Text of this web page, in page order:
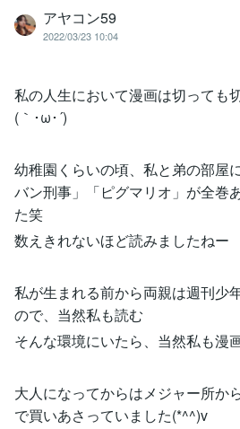
アヤコン59
2022/03/23 10:04
私の人生において漫画は切っても
(｀･ω･´)
幼稚園くらいの頃、私と弟の部屋
バン刑事」「ピグマリオ」が全巻
た笑
数えきれないほど読みましたねー
私が生まれる前から両親は週刊少
ので、当然私も読む
そんな環境にいたら、当然私も漫
大人になってからはメジャー所か
で買いあさっていました(*^^)v